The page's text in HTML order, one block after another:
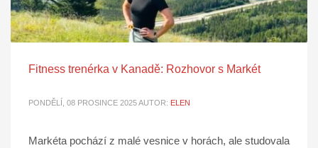
Fitness trenérka v Kanadě: Rozhovor s Markét
PONDĚLÍ, 08 PROSINCE 2025AUTOR: ELEN
Markéta pochází z malé vesnice v horách, ale studovala